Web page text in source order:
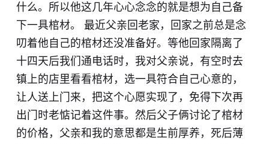
什么。所以他这几年心心念念的就是想为自己备
下一具棺材。 最近父亲回老家，回家之前总是念
叨着他自己的棺材还没准备好。等他回家隔离了
十四天后我们通电话时，我对父亲说，有空时去
镇上的店里看看棺材，选一具符合自己心意的，
让人送上门来，把这个心愿实现了，免得下次再
出门时老惦记着这件事。然后父子俩讨论了棺材
的价格，父亲和我的意思都是生前厚养，死后薄